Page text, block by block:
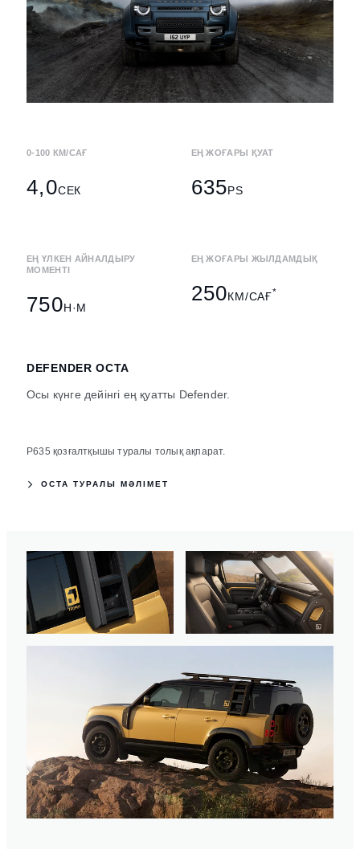
0-100 КМ/САҒ
4,0СЕК
ЕҢ ЖОҒАРЫ ҚУАТ
635PS
ЕҢ ҮЛКЕН АЙНАЛДЫРУ
МОМЕНТІ
750Н·М
ЕҢ ЖОҒАРЫ ЖЫЛДАМДЫҚ
250КМ/САҒ*
DEFENDER OCTA
Осы күнге дейінгі ең қуатты Defender.
P635 қозғалтқышы туралы толық ақпарат.
OCTA ТУРАЛЫ МӘЛІМЕТ